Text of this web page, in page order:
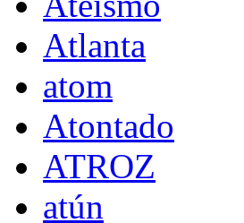
Atlanta
atom
Atontado
ATROZ
atún